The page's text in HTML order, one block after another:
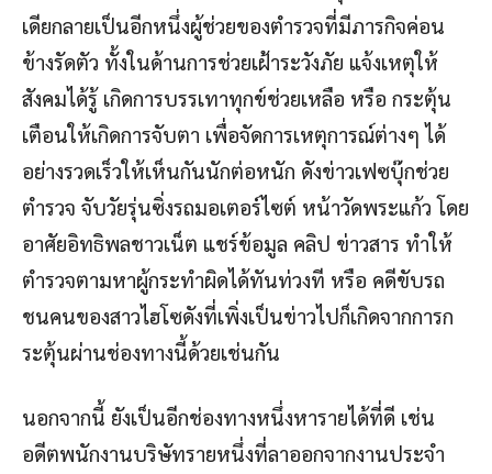
เดียกลายเป็นอีกหนึ่งผู้ช่วยของตำรวจที่มีภารกิจค่อน
ข้างรัดตัว ทั้งในด้านการช่วยเฝ้าระวังภัย แจ้งเหตุให้
สังคมได้รู้ เกิดการบรรเทาทุกข์ช่วยเหลือ หรือ กระตุ้น
เตือนให้เกิดการจับตา เพื่อจัดการเหตุการณ์ต่างๆ ได้
อย่างรวดเร็วให้เห็นกันนักต่อหนัก ดังข่าวเฟซบุ๊กช่วย
ตำรวจ จับวัยรุ่นซิ่งรถมอเตอร์ไซต์ หน้าวัดพระแก้ว โดย
อาศัยอิทธิพลชาวเน็ต แชร์ข้อมูล คลิป ข่าวสาร ทำให้
ตำรวจตามหาผู้กระทำผิดได้ทันท่วงที หรือ คดีขับรถ
ชนคนของสาวไฮโซดังที่เพิ่งเป็นข่าวไปก็เกิดจากการก
ระตุ้นผ่านช่องทางนี้ด้วยเช่นกัน
นอกจากนี้ ยังเป็นอีกช่องทางหนึ่งหารายได้ที่ดี เช่น
อดีตพนักงานบริษัทรายหนึ่งที่ลาออกจากงานประจำ